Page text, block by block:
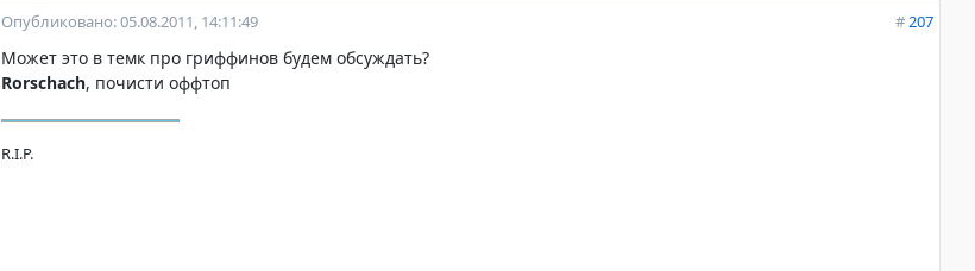
#207
Опубликовано: 05.08.2011, 14:11:49
Может это в темк про гриффинов будем обсуждать?
Rorschach, почисти оффтоп
R.I.P.